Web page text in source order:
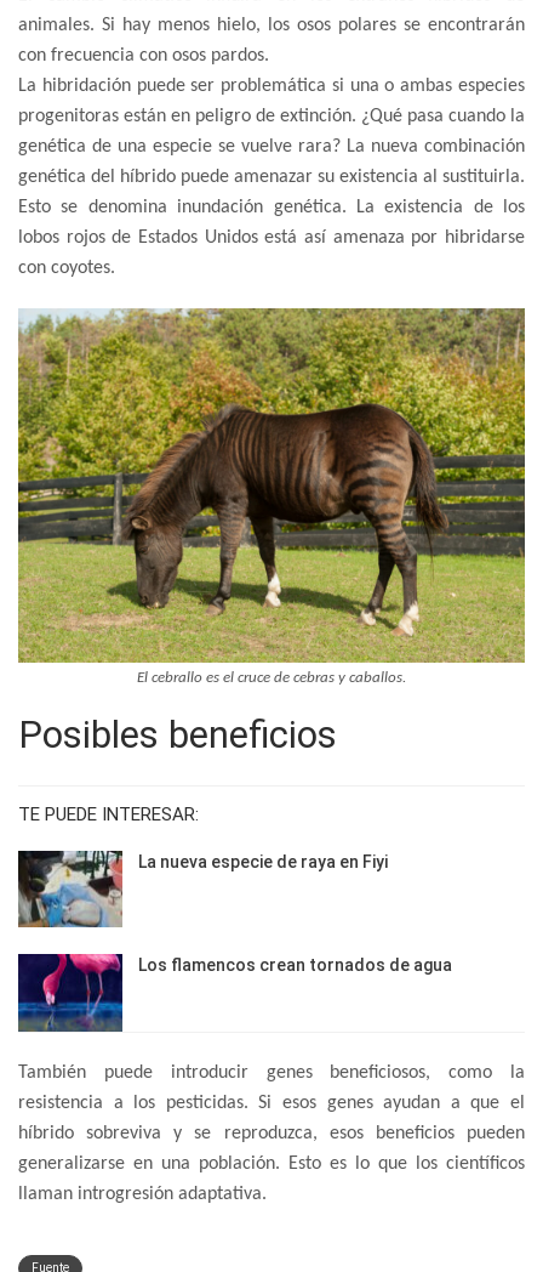
animales. Si hay menos hielo, los osos polares se encontrarán
con frecuencia con osos pardos.
La hibridación puede ser problemática si una o ambas especies
progenitoras están en peligro de extinción. ¿Qué pasa cuando la
genética de una especie se vuelve rara? La nueva combinación
genética del híbrido puede amenazar su existencia al sustituirla.
Esto se denomina inundación genética. La existencia de los
lobos rojos de Estados Unidos está así amenaza por hibridarse
con coyotes.
El cebrallo es el cruce de cebras y caballos.
Posibles beneficios
TE PUEDE INTERESAR:
La nueva especie de raya en Fiyi
Los flamencos crean tornados de agua
También puede introducir genes beneficiosos, como la
resistencia a los pesticidas. Si esos genes ayudan a que el
híbrido sobreviva y se reproduzca, esos beneficios pueden
generalizarse en una población. Esto es lo que los científicos
llaman introgresión adaptativa.
Fuente